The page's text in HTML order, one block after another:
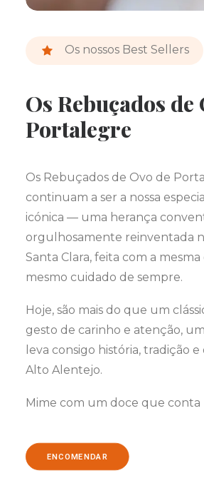
Os nossos Best Sellers
Os Rebuçados de
Portalegre
Os Rebuçados de Ovo de
continuam a ser a nossa
icónica — uma herança
orgulhosamente reinventada
Santa Clara, feita com a
mesmo cuidado de sempre.
Hoje, são mais do que um
gesto de carinho e atenção,
leva consigo história, tradição
Alto Alentejo.
Mime com um doce que conta
ENCOMENDAR